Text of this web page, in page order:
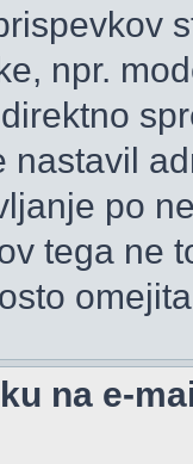
npr.
nastavil
po
tega ne
na e-